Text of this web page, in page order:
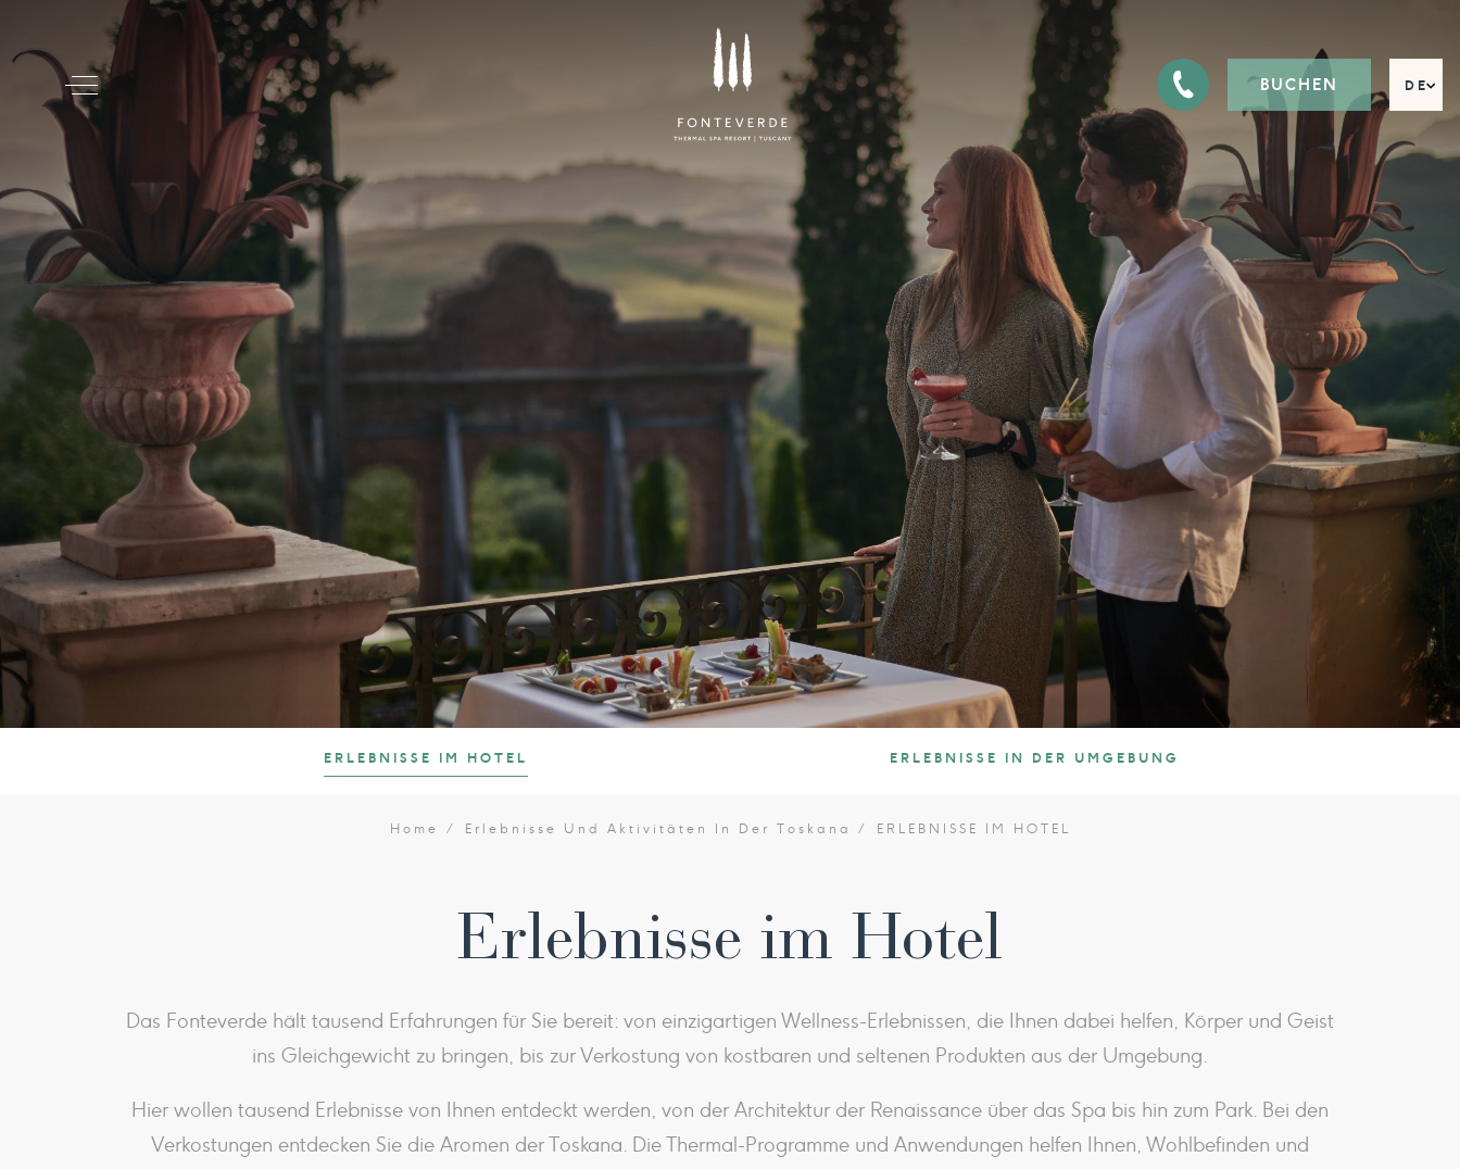
BUCHEN
EN
DE
ERLEBNISSE IM HOTEL ERLEBNISSE IN DER UMGEBUNG
Home Erlebnisse Und Aktivitäten In Der Toskana ERLEBNISSE IM HOTEL
Erlebnisse im Hotel
Das Fonteverde hält tausend Erfahrungen für Sie bereit: von einzigartigen Wellness-Erlebnissen, die Ihnen dabei helfen, Körper und Geist
ins Gleichgewicht zu bringen, bis zur Verkostung von kostbaren und seltenen Produkten aus der Umgebung.
Hier wollen tausend Erlebnisse von Ihnen entdeckt werden, von der Architektur der Renaissance über das Spa bis hin zum Park. Bei den
Verkostungen entdecken Sie die Aromen der Toskana. Die Thermal-Programme und Anwendungen helfen Ihnen, Wohlbefinden und